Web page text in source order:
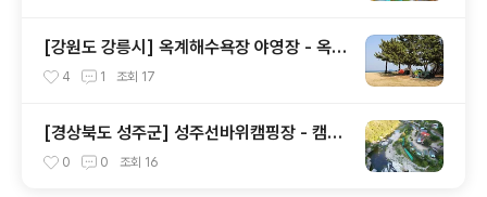
[강원도 강릉시] 옥계해수욕장 야영장 - 옥계
해수욕장내 솔밭 야영장
4 1 조회 17
[경상북도 성주군] 성주선바위캠핑장 - 캠핑
장과 맞닿은 계곡에서 물놀이하고 가을 단풍
0 0 조회 16